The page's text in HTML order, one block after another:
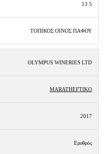
13 5
ΤΟΠΙΚΟΣ ΟΙΝΟΣ ΠΑΦΟΥ
OLYMPUS WINERIES LTD
MARATHEFTIKO
2017
Ερυθρός